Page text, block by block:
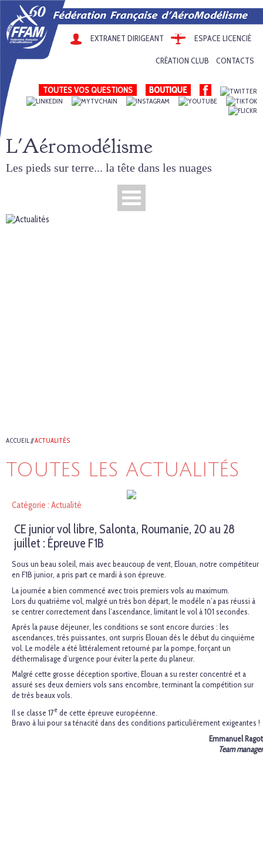
EXTRANET DIRIGEANT ESPACE LICENCIÉ
CRÉATION CLUB CONTACTS
TOUTES VOS QUESTIONS
L'Aéromodélisme
Les pieds sur terre... la tête dans les nuages
ACCUEIL//ACTUALITÉS
TOUTES LES ACTUALITÉS
Catégorie : Actualité
CE junior vol libre, Salonta, Roumanie, 20 au 28
juillet : Épreuve F1B
Sous un beau soleil, mais avec beaucoup de vent, Elouan, notre compétiteur
en F1B junior, a pris part ce mardi à son épreuve.
La journée a bien commencé avec trois premiers vols au maximum.
Lors du quatrième vol, malgré un très bon départ, le modèle n’a pas réussi à
se centrer correctement dans l’ascendance, limitant le vol à 101 secondes.
Après la pause déjeuner, les conditions se sont encore durcies : les
ascendances, très puissantes, ont surpris Elouan dès le début du cinquième
vol. Le modèle a été littéralement retourné par la pompe, forçant un
déthermalisage d’urgence pour éviter la perte du planeur.
Malgré cette grosse déception sportive, Elouan a su rester concentré et a
assuré ses deux derniers vols sans encombre, terminant la compétition sur
de très beaux vols.
Il se classe 17e de cette épreuve européenne.
Bravo à lui pour sa ténacité dans des conditions particulièrement exigeantes !
Emmanuel Ragot
Team manager